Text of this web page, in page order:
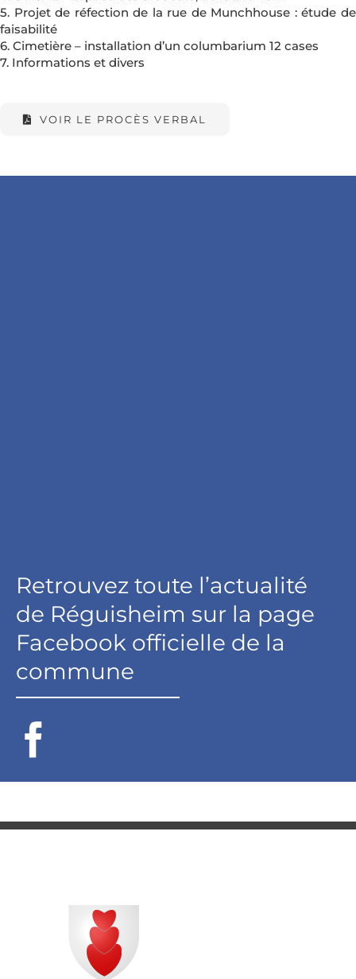
5. Projet de réfection de la rue de Munchhouse : étude de
faisabilité
6. Cimetière – installation d’un columbarium 12 cases
7. Informations et divers
VOIR LE PROCÈS VERBAL
Retrouvez toute l’actualité
de Réguisheim sur la page
Facebook officielle de la
commune